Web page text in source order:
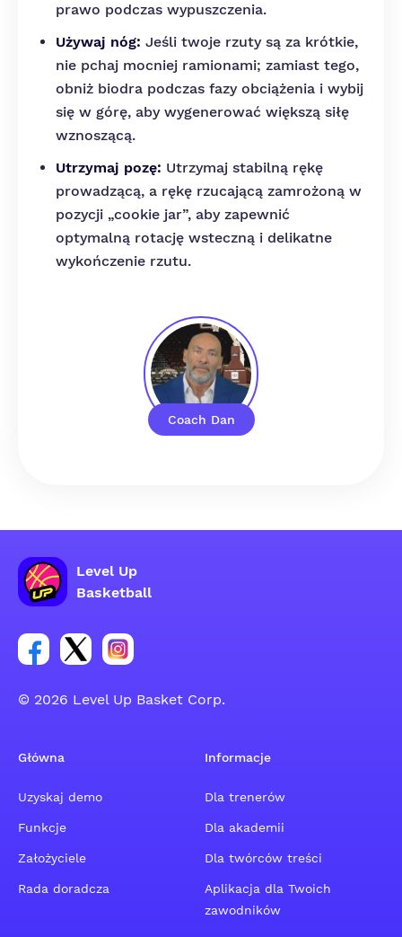
Coach Dan
prawo podczas wypuszczenia.
Używaj nóg: Jeśli twoje rzuty są za krótkie,
nie pchaj mocniej ramionami; zamiast tego,
obniż biodra podczas fazy obciążenia i wybij
się w górę, aby wygenerować większą siłę
wznoszącą.
Utrzymaj pozę: Utrzymaj stabilną rękę
prowadzącą, a rękę rzucającą zamrożoną w
pozycji „cookie jar”, aby zapewnić
optymalną rotację wsteczną i delikatne
wykończenie rzutu.
Level Up
Basketball
Link do grupy społecznościowej na Facebooku
Link do konta na Twitterze grupy
Link do konta na Instagramie grupy
© 2026 Level Up Basket Corp.
Główna
Uzyskaj demo
Funkcje
Założyciele
Rada doradcza
Informacje
Dla trenerów
Dla akademii
Dla twórców treści
Aplikacja dla Twoich
zawodników